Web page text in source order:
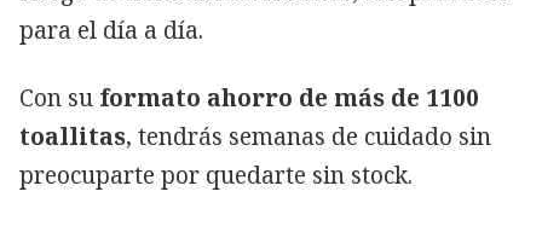
para el día a día.
Con su formato ahorro de más de 1100
toallitas, tendrás semanas de cuidado sin
preocuparte por quedarte sin stock.